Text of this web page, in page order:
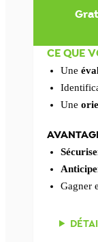
CE QUE
Une
Une
Gagner